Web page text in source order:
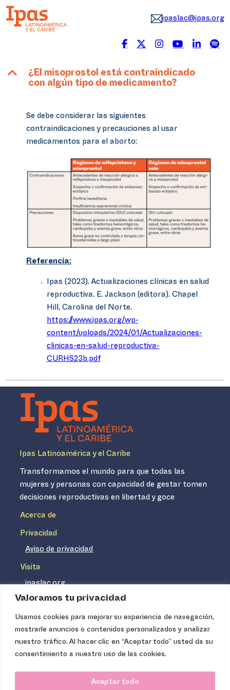
Valoramos tu privacidad
Usamos cookies para mejorar su experiencia de navegación,
mostrarle anuncios o contenidos personalizados y analizar
nuestro tráfico. Al hacer clic en “Aceptar todo” usted da su
consentimiento a nuestro uso de las cookies.
Aceptar todo
ipaslac@ipas.org
B ¿El misoprostol está contraindicado
con algún tipo de medicamento?
Se debe considerar las siguientes
contraindicaciones y precauciones al usar
medicamentos para el aborto:
Referencia:
Ipas (2023). Actualizaciones clínicas en salud
reproductiva. E. Jackson (editora). Chapel
Hill, Carolina del Norte.
https://www.ipas.org/wp-
content/uploads/2024/01/Actualizaciones-
clinicas-en-salud-reproductiva-
CURHS23b.pdf
Ipas Latinoamérica y el Caribe
Transformamos el mundo para que todas las
mujeres y personas con capacidad de gestar tomen
decisiones reproductivas en libertad y goce
Acerca de
Privacidad
Aviso de privacidad
Visita
ipaslac.org
ipasmexico.org
Ipas no es un distribuidor de insumos médicos. Nuestros
técnica necesaria para proveer servicios de aborto seguro
de calidad. Los servicios que ofrecemos no tienen costo